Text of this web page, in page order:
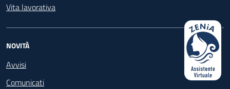
Vita lavorativa
NOVITÀ
Avvisi
Comunicati